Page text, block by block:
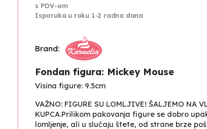
s PDV-om
Isporuka u roku 1-2 radna dana
Brand:
Fondan figura: Mickey Mouse
Visina figure: 9.5cm
VAŽNO: FIGURE SU LOMLJIVE! ŠALJEMO NA
KUPCA.Prilikom pakovanja figure se dobro
lomljenje, ali u slučaju štete, od strane brze